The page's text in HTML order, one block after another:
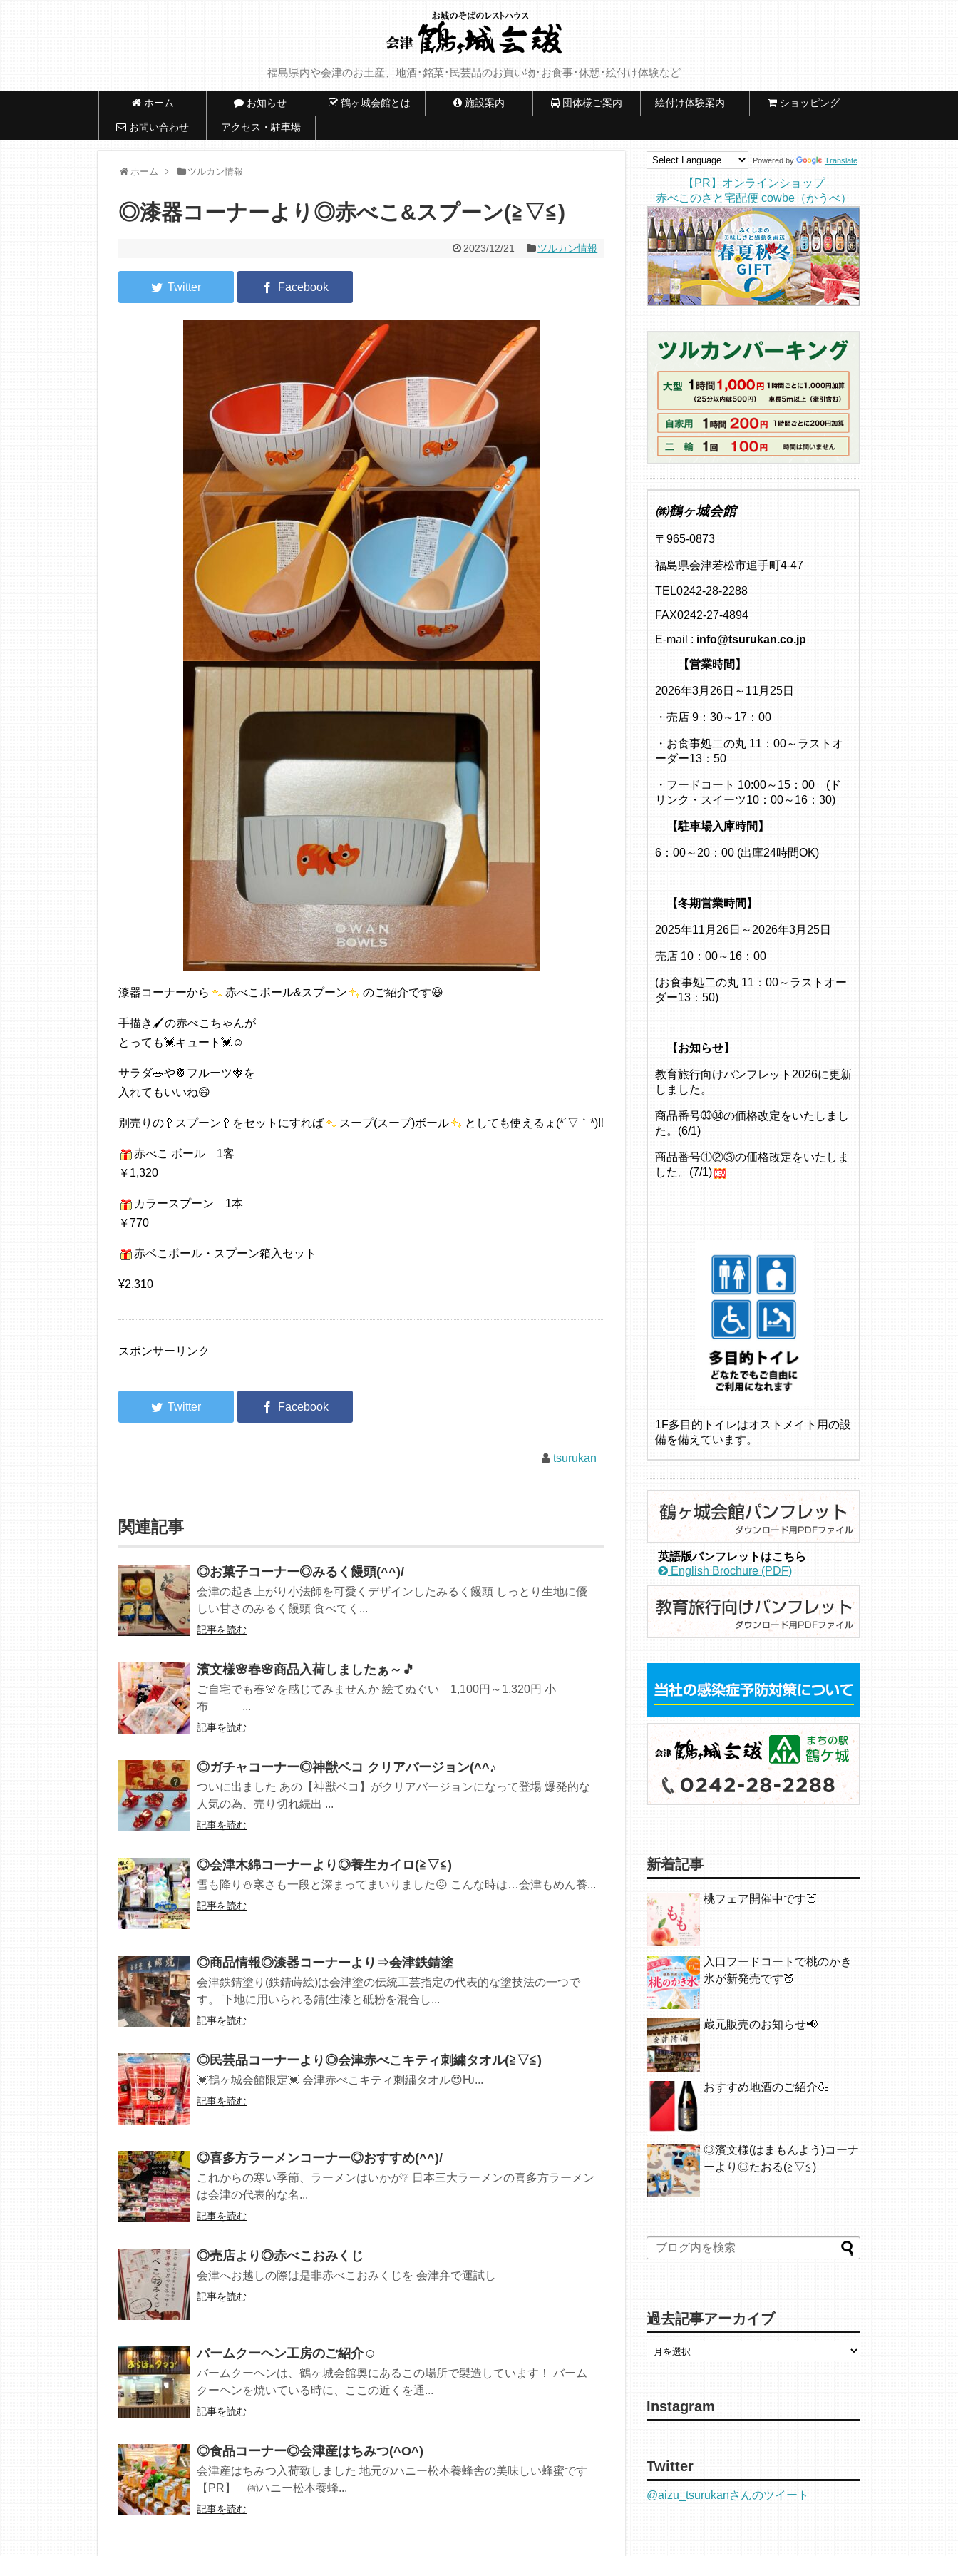
福島県内や会津のお土産、地酒･銘菓･民芸品のお買い物･お食事･休憩･絵付け体験など
ホーム お知らせ 鶴ヶ城会館とは 施設案内 団体様ご案内 絵付け体験案内 ショッピング
お問い合わせ アクセス・駐車場
ホーム ツルカン情報
◎漆器コーナーより◎赤べこ&スプーン(≧▽≦)
2023/12/21 ツルカン情報
漆器コーナーから 赤べこボール&スプーン のご紹介です😆
手描き🖌️の赤べこちゃんが
とっても💓キュート💓☺
サラダ🥗や🍍フルーツ🍓を
入れてもいいね😄
別売りの🥄スプーン🥄をセットにすれば スープ(スープ)ボール としても使えるょ(*´▽｀*)‼️
赤べこ ボール 1客
￥1,320
カラースプーン 1本
￥770
赤ベこボール・スプーン箱入セット
¥2,310
スポンサーリンク
tsurukan
関連記事
◎お菓子コーナー◎みるく饅頭(^^)/
会津の起き上がり小法師を可愛くデザインしたみるく饅頭 しっとり生地に優
しい甘さのみるく饅頭 食べてく...
記事を読む
濱文様🌸春🌸商品入荷しましたぁ～🎵
ご自宅でも春🌸を感じてみませんか 絵てぬぐい 1,100円～1,320円 小
布 ...
記事を読む
◎ガチャコーナー◎神獣ベコ クリアバージョン(^^♪
ついに出ました あの【神獣ベコ】がクリアバージョンになって登場 爆発的な
人気の為、売り切れ続出 ...
記事を読む
◎会津木綿コーナーより◎養生カイロ(≧▽≦)
雪も降り⛄寒さも一段と深まってまいりました😖 こんな時は…会津もめん養...
記事を読む
◎商品情報◎漆器コーナーより⇒会津鉄錆塗
会津鉄錆塗り(鉄錆蒔絵)は会津塗の伝統工芸指定の代表的な塗技法の一つで
す。 下地に用いられる錆(生漆と砥粉を混合し...
記事を読む
◎民芸品コーナーより◎会津赤べこキティ刺繍タオル(≧▽≦)
💓鶴ヶ城会館限定💓 会津赤べこキティ刺繍タオル😍Ƕ...
記事を読む
◎喜多方ラーメンコーナー◎おすすめ(^^)/
これからの寒い季節、ラーメンはいかが❔ 日本三大ラーメンの喜多方ラーメン
は会津の代表的な名...
記事を読む
◎売店より◎赤べこおみくじ
会津へお越しの際は是非赤べこおみくじを 会津弁で運試し
記事を読む
バームクーヘン工房のご紹介☺
バームクーヘンは、鶴ヶ城会館奥にあるこの場所で製造しています！ バーム
クーヘンを焼いている時に、ここの近くを通...
記事を読む
◎食品コーナー◎会津産はちみつ(^O^)
会津産はちみつ入荷致しました 地元のハニー松本養蜂舎の美味しい蜂蜜です
【PR】 ㈲ハニー松本養蜂...
記事を読む
Powered by Translate
【PR】オンラインショップ
赤べこのさと宅配便 cowbe（かうべ）
㈱鶴ヶ城会館
〒965-0873
福島県会津若松市追手町4-47
TEL0242-28-2288
FAX0242-27-4894
E-mail : info@tsurukan.co.jp
【営業時間】
2026年3月26日～11月25日
・売店 9：30～17：00
・お食事処二の丸 11：00～ラストオ
ーダー13：50
・フードコート 10:00～15：00 (ド
リンク・スイーツ10：00～16：30)
【駐車場入庫時間】
6：00～20：00 (出庫24時間OK)
【冬期営業時間】
2025年11月26日～2026年3月25日
売店 10：00～16：00
(お食事処二の丸 11：00～ラストオー
ダー13：50)
【お知らせ】
教育旅行向けパンフレット2026に更新
しました。
商品番号㉝㉞の価格改定をいたしまし
た。(6/1)
商品番号①②③の価格改定をいたしま
した。(7/1)
1F多目的トイレはオストメイト用の設
備を備えています。
英語版パンフレットはこちら
English Brochure (PDF)
新着記事
桃フェア開催中です🍑
入口フードコートで桃のかき
氷が新発売です🍑
蔵元販売のお知らせ📢
おすすめ地酒のご紹介🍶
◎濱文様(はまもんよう)コーナ
ーより◎たおる(≧▽≦)
過去記事アーカイブ
Instagram
Twitter
@aizu_tsurukanさんのツイート